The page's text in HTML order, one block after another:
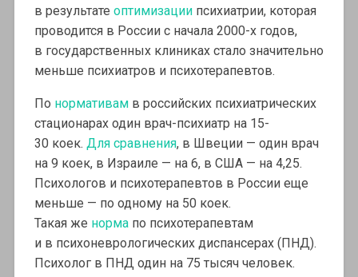
в результате оптимизациипсихиатрии, которая
проводится в России с начала 2000-х годов,
в государственных клиниках стало значительно
меньше психиатров и психотерапевтов.
По нормативамв российских психиатрических
стационарах один врач-психиатр на 15-
30 коек. Для сравнения, в Швеции — один врач
на 9 коек, в Израиле — на 6, в США — на 4,25.
Психологов и психотерапевтов в России еще
меньше — по одному на 50 коек.
Такая же нормапо психотерапевтам
и в психоневрологических диспансерах (ПНД).
Психолог в ПНД один на 75 тысяч человек.